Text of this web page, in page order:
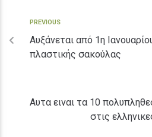
PREVIOUS
Αυξάνεται από 1η
πλαστικής σακούλας
Αυτα ειναι τα 10
στις